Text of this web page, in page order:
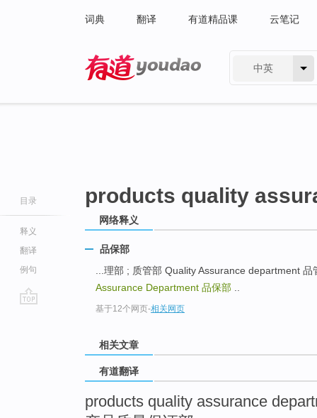
词典 翻译 有道精品课 云笔记
中英
目录
释义
翻译
例句
products quality
网络释义
品保部
...理部 ; 质管部 Quality Assurance department
Assurance Department 品保部
基于12个网页-相关网页
相关文章
有道翻译
products quality assurance